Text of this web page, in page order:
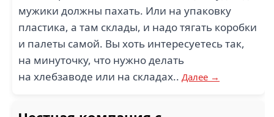
мужики должны пахать. Или на упаковку
пластика, а там склады, и надо тягать коробки
и палеты самой. Вы хоть интересуетесь так,
на минуточку, что нужно делать
на хлебзаводе или на складах.. Далее →